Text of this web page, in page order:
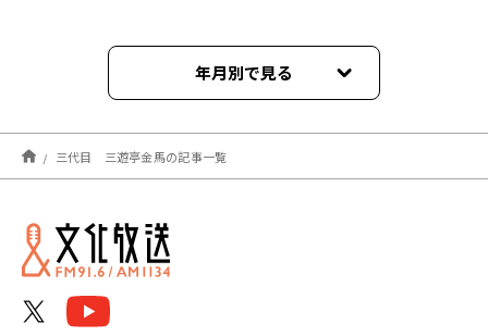
年月別で見る
2026年02月
2025年12月
2025年07月
三代目 三遊亭金馬の記事一覧